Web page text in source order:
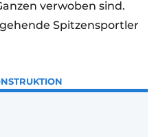
verwoben sind.
Spitzensportler